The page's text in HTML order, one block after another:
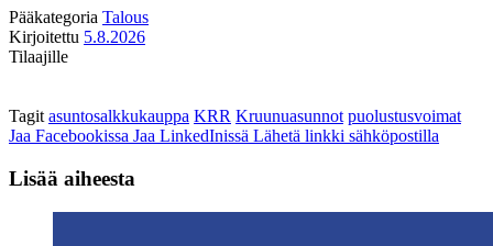
Pääkategoria Talous
Kirjoitettu 5.8.2026
Tilaajille
Tagit asuntosalkkukauppa KRR Kruunuasunnot puolustusvoimat
Jaa Facebookissa Jaa LinkedInissä Lähetä linkki sähköpostilla
Lisää aiheesta